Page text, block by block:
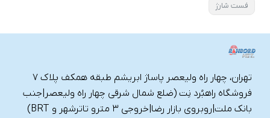
فست شارژ
تهران، چهار راه ولیعصر پاساژ ابریشم طبقه همکف پلاک ۷
فروشگاه راهبُرد نِت (ضلع شمال شرقی چهار راه ولیعصر|جنب
بانک ملت|روبروی بازار رضا|خروجی ۳ مترو تاترشهر و BRT)‎‎